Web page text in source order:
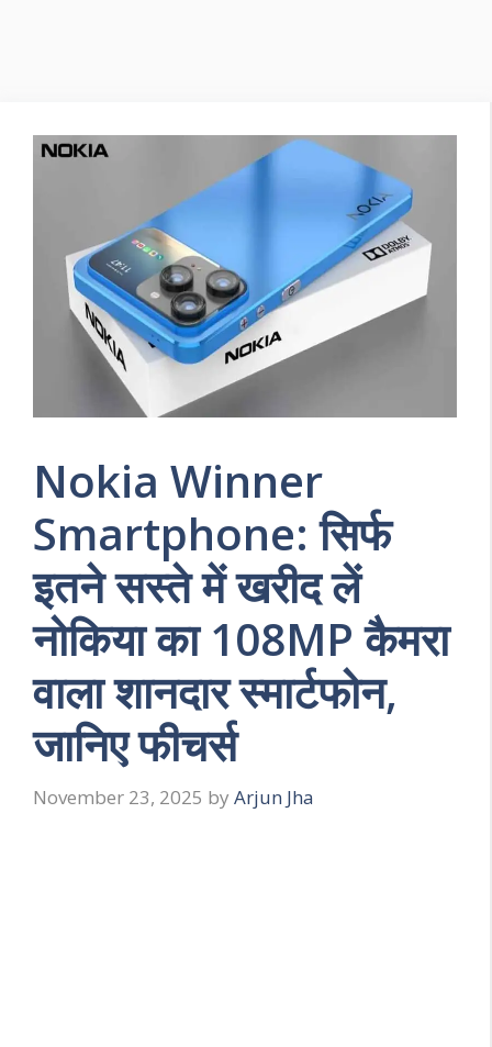
Nokia Winner
Smartphone: सिर्फ
इतने सस्ते में खरीद लें
नोकिया का 108MP कैमरा
वाला शानदार स्मार्टफोन,
जानिए फीचर्स
November 23, 2025 by Arjun Jha